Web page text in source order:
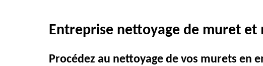
Entreprise nettoyage de muret
Procédez au nettoyage de vos murets en